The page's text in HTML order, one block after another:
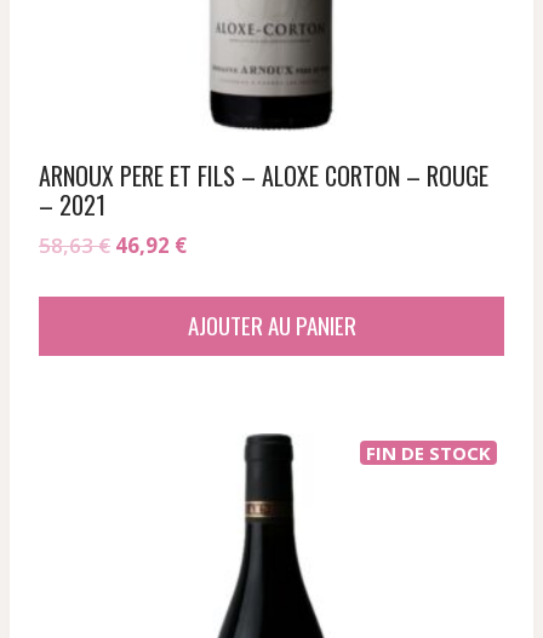
ARNOUX PERE ET FILS – ALOXE CORTON – ROUGE
– 2021
58,63€ Le
46,92 €Le
est :
AJOUTER AU PANIER
FIN DE STOCK